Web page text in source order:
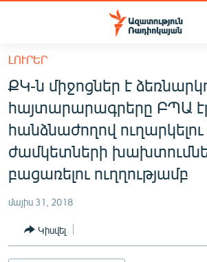
Մատչելիության
հիմնական
բովանդակությանը
Անցնել
հիմնական
մենյուին
Որոնում
ՀԱՅԱՍՏԱՆ
ՔԱՂԱՔԱԿԱՆ
ԸՆՏՐՈՒԹՅՈՒՆՆԵՐ 2026
ԻՐԱՎՈՒՆՔ
ՀԱՍԱՐԱԿՈՒԹՅՈՒՆ
ՂԱՐԱԲԱՂ
ԼՈՒՐԵՐ
ՔԿ-ն միջոցներ է
հայտարարագրերը ԲՊԱ
հանձնաժողով ուղարկելու
ժամկետների
բացառելու ուղղությամբ
մայիս 31, 2018
Կիսվել